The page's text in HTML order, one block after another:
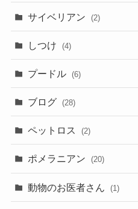
サイベリアン (2)
しつけ (4)
プードル (6)
ブログ (28)
ペットロス (2)
ポメラニアン (20)
動物のお医者さん (1)